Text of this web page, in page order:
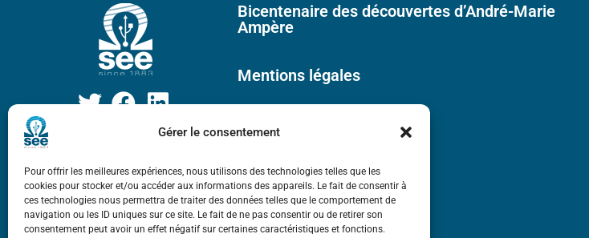
Gérer le consentement
Pour offrir les meilleures expériences, nous utilisons des technologies telles que les
cookies pour stocker et/ou accéder aux informations des appareils. Le fait de consentir à
ces technologies nous permettra de traiter des données telles que le comportement de
navigation ou les ID uniques sur ce site. Le fait de ne pas consentir ou de retirer son
consentement peut avoir un effet négatif sur certaines caractéristiques et fonctions.
Bicentenaire des découvertes d’André-Marie
Ampère
Mentions légales